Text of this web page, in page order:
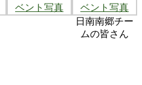
日南南郷チー
ムの皆さん